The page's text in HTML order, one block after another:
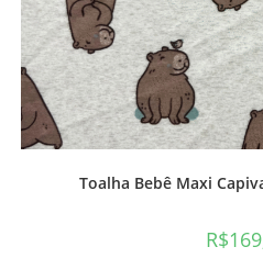
Toalha Bebê Maxi
R$